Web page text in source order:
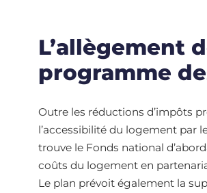
L’allègement
programme
Outre les réductions d’impôts
l’accessibilité du logement par
trouve le Fonds national
coûts du logement en
Le plan prévoit également la